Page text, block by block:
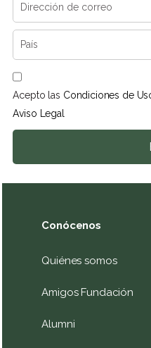
Acepto las Condiciones de
Aviso Legal
Conócenos
Quiénes somos
Amigos Fundación
Alumni